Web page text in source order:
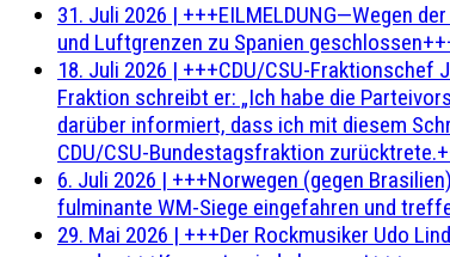
31. Juli 2026 | +++EILMELDUNG—Wegen
und Luftgrenzen zu Spanien
18. Juli 2026 | +++CDU/CSU-Fraktionschef
Fraktion schreibt er: „Ich habe die
darüber informiert, dass ich mit diesem
CDU/CSU-Bundestagsfraktion
6. Juli 2026 | +++Norwegen (gegen
fulminante WM-Siege eingefahren und
29. Mai 2026 | +++Der Rockmusiker Udo